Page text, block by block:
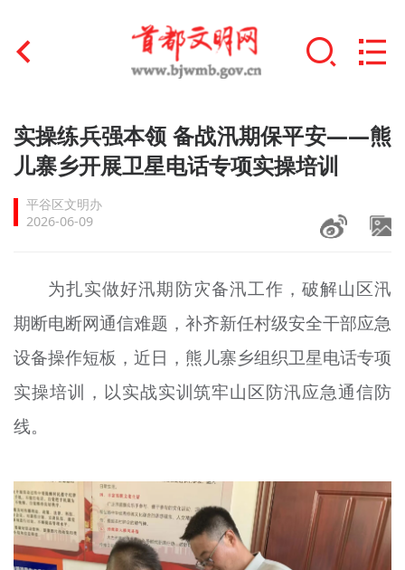
首页
文明创建
文明实践
未成年人思想道德建设
榜样人物
+
身边好人
文明评论
宣传思想文化人才
专题
实操练兵强本领 备战汛期保平安——熊
儿寨乡开展卫星电话专项实操培训
平谷区文明办
2026-06-09
为扎实做好汛期防灾备汛工作，破解山区汛
期断电断网通信难题，补齐新任村级安全干部应急
设备操作短板，近日，熊儿寨乡组织卫星电话专项
实操培训，以实战实训筑牢山区防汛应急通信防
线。